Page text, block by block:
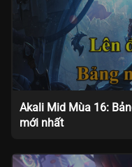
Akali Mid Mùa 16:
mới nhất